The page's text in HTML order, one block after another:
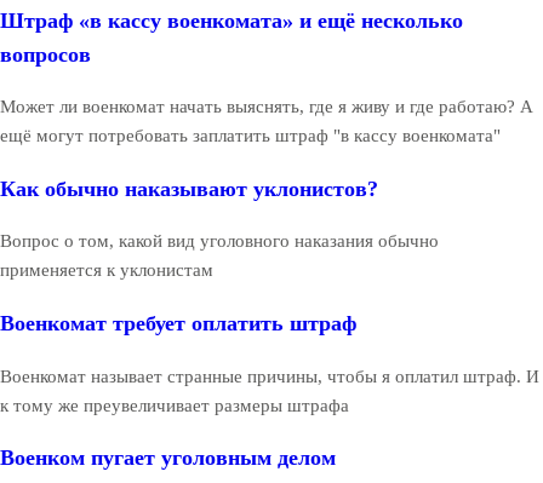
Штраф «в кассу военкомата» и ещё несколько
вопросов
Может ли военкомат начать выяснять, где я живу и где работаю? А
ещё могут потребовать заплатить штраф "в кассу военкомата"
Как обычно наказывают уклонистов?
Вопрос о том, какой вид уголовного наказания обычно
применяется к уклонистам
Военкомат требует оплатить штраф
Военкомат называет странные причины, чтобы я оплатил штраф. И
к тому же преувеличивает размеры штрафа
Военком пугает уголовным делом